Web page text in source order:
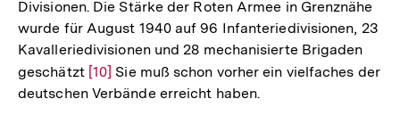
Divisionen. Die Stärke der Roten Armee in Grenznähe
wurde für August 1940 auf 96 Infanteriedivisionen, 23
Kavalleriedivisionen und 28 mechanisierte Brigaden
geschätzt Zur
Auflösung
[10] Sie muß schon vorher ein vielfaches der
deutschen Verbände erreicht haben.